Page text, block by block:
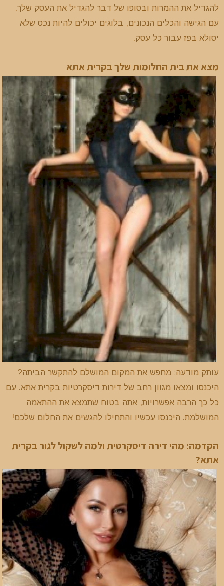
להגדיל את ההמרות ובסופו של דבר להגדיל את העסק שלך.
עם הגישה והכלים הנכונים, בלוגים יכולים להיות נכס שלא
יסולא בפז עבור כל עסק.
מצא את בית החלומות שלך בקרית אתא
עותק מודעה: מחפש את המקום המושלם להתקשר הביתה?
היכנסו ומצאו מגוון רחב של דירות דיסקרטיות בקרית אתא. עם
כל כך הרבה אפשרויות, אתה בטוח שתמצא את ההתאמה
המושלמת. היכנסו עכשיו והתחילו להגשים את החלום שלכם!
הקדמה: מהי דירה דיסקרטית ולמה לשקול לגור בקרית
אתא?